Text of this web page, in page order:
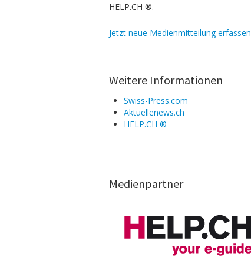
HELP.CH ®.
Jetzt neue Medienmitteilung erfassen
Weitere Informationen
Swiss-Press.com
Aktuellenews.ch
HELP.CH ®
Medienpartner